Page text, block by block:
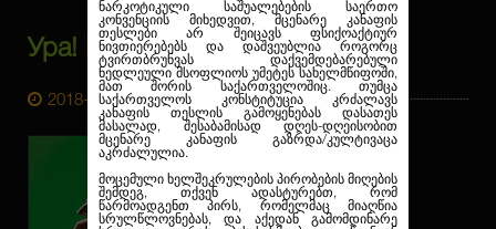
ნარკოტიკული საშუალებების საერთო
კონვენციის მიხედვით, მცენარე კანაფის
თესლები არ შეიცავს ფსიქოაქტიურ
ნივთიერებებს და დაშვეუბლია როგორც
ტვირთბრუნვას დაქვემდებარებული
ნედლეული მსოფლიოს უმეტეს სახელმწიფოში,
მათ შორის საქართველოშიც. თუმცა
საქართველოს კონსტიტუცია კრძალავს
კანაფის თესლის გამოყენებას დასათეს
მასალად, შესაბამისად დღეს-დღეისობით
მცენარე კანაფის გაზრდა/კულტივაცა
აკრძალულია.
მოცემული ხელშეკრულების პირობების მიღების
შემდეგ, თქვენ ადასტურებთ, რომ
წარმოადგენთ პირს, რომელმაც მიაღწია
სრულწლოვნებას, და აქედან გამომდინარე
Ура! Errors Seeds 9 лет!
2018-07-06 12:24:28